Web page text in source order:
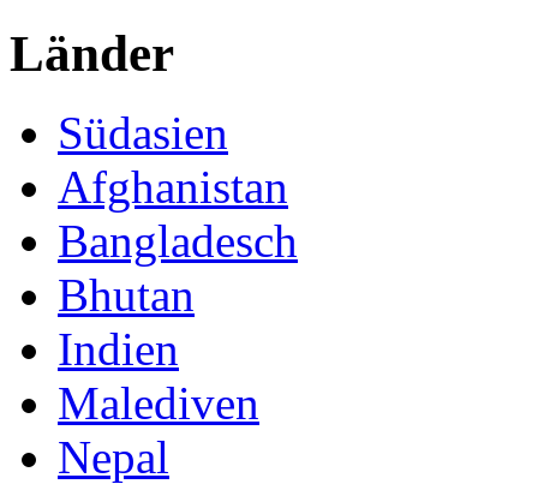
Länder
Südasien
Afghanistan
Bangladesch
Bhutan
Indien
Malediven
Nepal